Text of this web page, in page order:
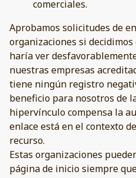
comerciales.
Aprobamos solicitudes de
organizaciones si decidimos
haría ver
nuestras empresas
tiene ningún registro
beneficio para nosotros de
hipervínculo compensa la
enlace está en el contexto
recurso.
Estas organizaciones
página de inicio siempre